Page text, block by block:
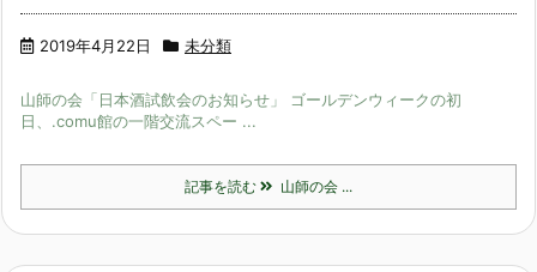
2019年4月22日 未分類
山師の会「日本酒試飲会のお知らせ」 ゴールデンウィークの初
日、.comu館の一階交流スペー ...
記事を読む 山師の会 ...